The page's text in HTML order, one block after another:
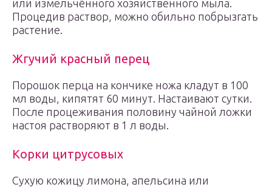
или измельчённого хозяйственного мыла.
Процедив раствор, можно обильно побрызгать
растение.
Жгучий красный перец
Порошок перца на кончике ножа кладут в 100
мл воды, кипятят 60 минут. Настаивают сутки.
После процеживания половину чайной ложки
настоя растворяют в 1 л воды.
Корки цитрусовых
Сухую кожицу лимона, апельсина или